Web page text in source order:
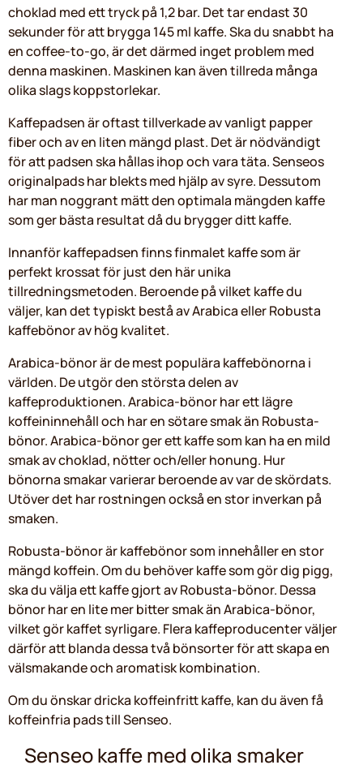
choklad med ett tryck på 1,2 bar. Det tar endast 30
sekunder för att brygga 145 ml kaffe. Ska du snabbt ha
en coffee-to-go, är det därmed inget problem med
denna maskinen. Maskinen kan även tillreda många
olika slags koppstorlekar.
Kaffepadsen är oftast tillverkade av vanligt papper
fiber och av en liten mängd plast. Det är nödvändigt
för att padsen ska hållas ihop och vara täta. Senseos
originalpads har blekts med hjälp av syre. Dessutom
har man noggrant mätt den optimala mängden kaffe
som ger bästa resultat då du brygger ditt kaffe.
Innanför kaffepadsen finns finmalet kaffe som är
perfekt krossat för just den här unika
tillredningsmetoden. Beroende på vilket kaffe du
väljer, kan det typiskt bestå av Arabica eller Robusta
kaffebönor av hög kvalitet.
Arabica-bönor är de mest populära kaffebönorna i
världen. De utgör den största delen av
kaffeproduktionen. Arabica-bönor har ett lägre
koffeininnehåll och har en sötare smak än Robusta-
bönor. Arabica-bönor ger ett kaffe som kan ha en mild
smak av choklad, nötter och/eller honung. Hur
bönorna smakar varierar beroende av var de skördats.
Utöver det har rostningen också en stor inverkan på
smaken.
Robusta-bönor är kaffebönor som innehåller en stor
mängd koffein. Om du behöver kaffe som gör dig pigg,
ska du välja ett kaffe gjort av Robusta-bönor. Dessa
bönor har en lite mer bitter smak än Arabica-bönor,
vilket gör kaffet syrligare. Flera kaffeproducenter väljer
därför att blanda dessa två bönsorter för att skapa en
välsmakande och aromatisk kombination.
Om du önskar dricka koffeinfritt kaffe, kan du även få
koffeinfria pads till Senseo.
Senseo kaffe med olika smaker